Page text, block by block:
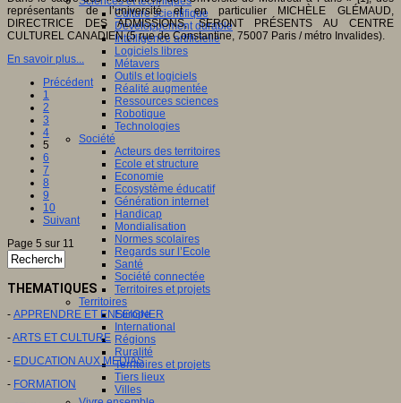
Culture scientifique
Développement durable
Intelligence artificielle
Logiciels libres
Métavers
Outils et logiciels
Réalité augmentée
Ressources sciences
Robotique
Technologies
Société
Acteurs des territoires
Ecole et structure
Economie
Ecosystème éducatif
Génération internet
Handicap
Mondialisation
Normes scolaires
Regards sur l’Ecole
Santé
Société connectée
Territoires et projets
Territoires
Europe
International
Régions
Ruralité
Territoires et projets
Tiers lieux
Villes
représentants de l’université et en particulier MICHÈLE GLÉMAUD,
DIRECTRICE DES ADMISSIONS, SERONT PRÉSENTS AU CENTRE
CULTUREL CANADIEN (5 rue de Constantine, 75007 Paris / métro Invalides).
En savoir plus...
Précédent
1
2
3
4
5
6
7
8
9
10
Suivant
Page 5 sur 11
THEMATIQUES
- APPRENDRE ET ENSEIGNER
-ARTS ET CULTURE
- EDUCATION AUX MEDIAS
- FORMATION